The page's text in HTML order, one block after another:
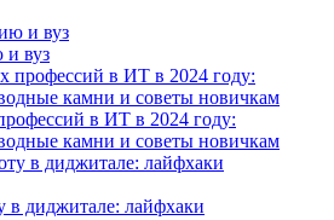
и вуз
в ИТ в 2024 году:
камни и советы новичкам
в диджитале: лайфхаки